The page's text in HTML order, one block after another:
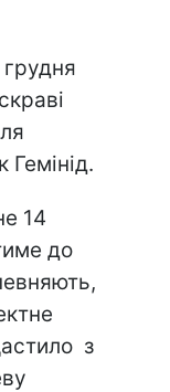
Гемінід.
14
до
з